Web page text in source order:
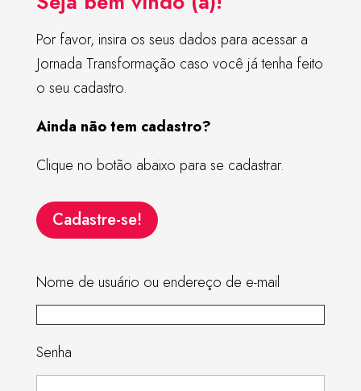
Por favor, insira os seus dados para acessar a
Jornada Transformação caso você já tenha feito
o seu cadastro.
Ainda não tem cadastro?
Clique no botão abaixo para se cadastrar.
Cadastre-se!
Nome de usuário ou endereço de e-mail
Senha